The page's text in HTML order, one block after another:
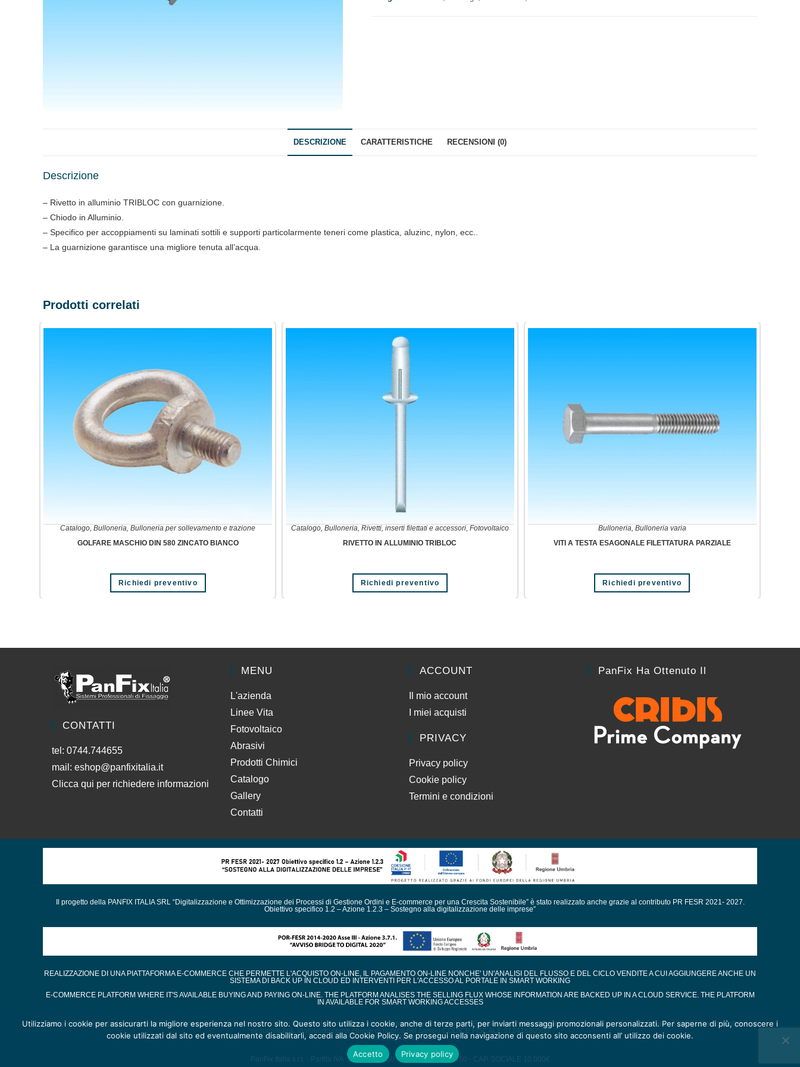
DESCRIZIONE CARATTERISTICHE RECENSIONI (0)
Descrizione
– Rivetto in alluminio TRIBLOC con guarnizione.
– Chiodo in Alluminio.
– Specifico per accoppiamenti su laminati sottili e supporti particolarmente teneri come plastica, aluzinc, nylon, ecc..
– La guarnizione garantisce una migliore tenuta all’acqua.
Prodotti correlati
Catalogo,Bulloneria,Bulloneria per sollevamento e trazione
GOLFARE MASCHIO DIN 580 ZINCATO BIANCO
Richiedi preventivo
ha
pagina
Catalogo, Bulloneria, Rivetti, inserti filettati e accessori, Fotovoltaico
RIVETTO IN ALLUMINIO TRIBLOC
Richiedi preventivo
Bulloneria, Bulloneria varia
VITI A TESTA ESAGONALE FILETTATURA PARZIALE
Richiedi preventivo
CONTATTI
tel: 0744.744655
mail: eshop@panfixitalia.it
Clicca qui per richiedere informazioni
MENU
L'azienda
Linee Vita
Fotovoltaico
Abrasivi
Prodotti Chimici
Catalogo
Gallery
Contatti
ACCOUNT
Il mio account
I miei acquisti
PRIVACY
Privacy policy
Cookie policy
Termini e condizioni
PanFix Ha Ottenuto Il
Il progetto della PANFIX ITALIA SRL “Digitalizzazione e Ottimizzazione dei Processi di Gestione Ordini e E-commerce per una Crescita Sostenibile” è stato realizzato anche grazie al contributo PR FESR 2021- 2027.
Obiettivo specifico 1.2 – Azione 1.2.3 – Sostegno alla digitalizzazione delle imprese”
REALIZZAZIONE DI UNA PIATTAFORMA E-COMMERCE CHE PERMETTE L'ACQUISTO ON-LINE, IL PAGAMENTO ON-LINE NONCHE' UN'ANALISI DEL FLUSSO E DEL CICLO VENDITE A CUI AGGIUNGERE ANCHE UN
SISTEMA DI BACK UP IN CLOUD ED INTERVENTI PER L'ACCESSO AL PORTALE IN SMART WORKING
E-COMMERCE PLATFORM WHERE IT'S AVAILABLE BUYING AND PAYING ON-LINE. THE PLATFORM ANALISES THE SELLING FLUX WHOSE INFORMATION ARE BACKED UP IN A CLOUD SERVICE. THE PLATFORM
IN AVAILABLE FOR SMART WORKING ACCESSES
Obblighi informativi per le erogazioni pubbliche: gli aiuti di Stato e gli aiuti de minimis ricevuti dalla nostra impresa sono contenuti nel Registro nazionale degli aiuti di Stato di cui all’art. 52 della L. 234/2012” e consultabili al
seguente link, inserendo come chiave di ricerca nel campo CODICE FISCALE 01241680550
VISITA IL REGISTRO
PanFix Italia s.r.l. - Partita IVA : 01241680550 - URI TR - REA 82450 - CAP. SOCIALE 10.000€
Utilizziamo i cookie per assicurarti la migliore esperienza nel nostro sito. Questo sito utilizza i cookie, anche di terze parti, per inviarti messaggi promozionali personalizzati. Per saperne di più, conoscere i
cookie utilizzati dal sito ed eventualmente disabilitarli, accedi alla Cookie Policy. Se prosegui nella navigazione di questo sito acconsenti all’ utilizzo dei cookie.
Accetto
Privacy policy